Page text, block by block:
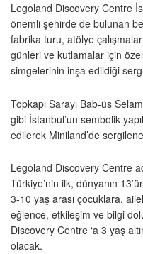
Legoland Discovery Centre
önemli şehirde de bulunan
fabrika turu, atölye
günleri ve kutlamalar için özel
simgelerinin inşa edildiği
Topkapı Sarayı Bab-üs
gibi İstanbul’un sembolik
edilerek Miniland’de
Legoland Discovery Centre
Türkiye’nin ilk, dünyanın
3-10 yaş arası çocuklara,
eğlence, etkileşim ve bilgi
Discovery Centre ‘a 3 yaş
olacak.